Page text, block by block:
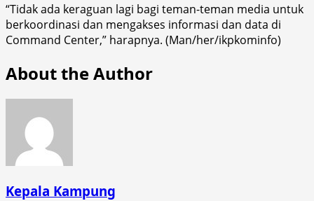
“Tidak ada keraguan lagi bagi teman-teman media untuk
berkoordinasi dan mengakses informasi dan data di
Command Center,” harapnya. (Man/her/ikpkominfo)
About the Author
Kepala Kampung